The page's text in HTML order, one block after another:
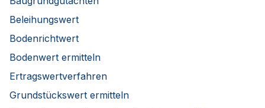
Beleihungswert
Bodenrichtwert
Bodenwert ermitteln
Ertragswertverfahren
Grundstückswert ermitteln